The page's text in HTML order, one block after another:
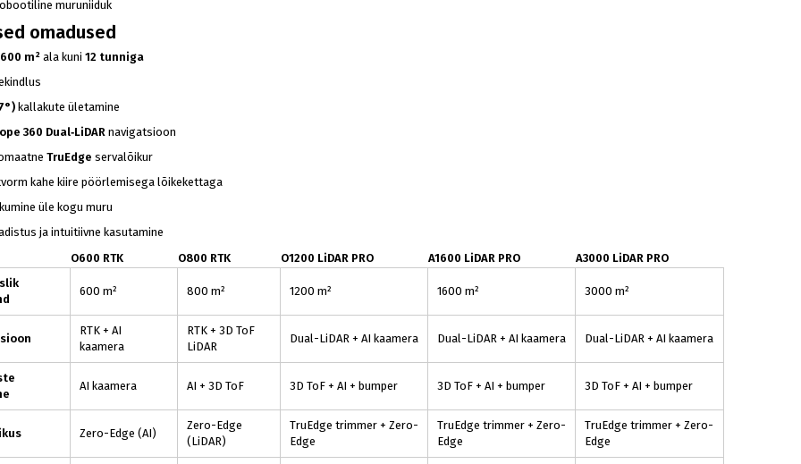
muruniiduk
omadused
m² ala kuni 12 tunniga
kallakute ületamine
360 Dual‑LiDAR navigatsioon
TruEdge servalõikur
kahe kiire pöörlemisega lõikekettaga
üle kogu muru
ja intuitiivne kasutamine
O600 RTK O800 RTK O1200 LiDAR PRO A1600 LiDAR PRO
A3000 LiDAR PRO
600 m² 800 m² 1200 m² 1600 m² 3000 m²
RTK + AI
kaamera
RTK + 3D ToF
LiDAR
Dual-LiDAR + AI kaamera Dual-LiDAR + AI kaamera Dual-LiDAR + AI kaamera
AI kaamera AI + 3D ToF 3D ToF + AI + bumper 3D ToF + AI + bumper 3D ToF + AI + bumper
Zero-Edge (AI)
Zero-Edge
(LiDAR)
TruEdge trimmer + Zero-
Edge
TruEdge trimmer + Zero-
Edge
TruEdge trimmer + Zero-
Edge